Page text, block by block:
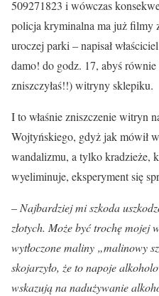
509271823 i wówczas
policja kryminalna ma już filmy
uroczej parki – napisał
damo! do godz. 17, abyś
zniszczyłaś!!) witryny sklepiku.
I to właśnie zniszczenie witryn
Wojtyńskiego, gdyż jak mówił
wandalizmu, a tylko kradzieże,
wyeliminuje, eksperyment się
– Najbardziej mi szkoda
złotych. Może być trochę mojej
wytłoczone maliny „malinowy
skojarzyło, że to napoje
wskazują na nadużywanie